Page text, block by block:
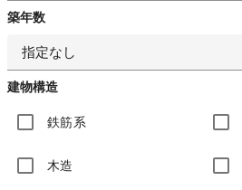
築年数
指定なし
建物構造
鉄筋系
木造